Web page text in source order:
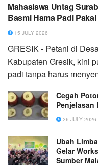
Mahasiswa Untag
Basmi Hama Padi
15 JULY 2026
GRESIK - Petani di
Kabupaten Gresik, kini
padi tanpa harus
Cegah
Penjelasan
26 JULY 2026
Ubah
Gelar
Sumber